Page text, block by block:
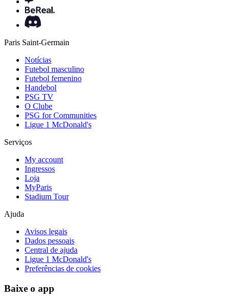
Paris Saint-Germain
Notícias
Futebol masculino
Futebol femenino
Handebol
PSG TV
O Clube
PSG for Communities
Ligue 1 McDonald's
Serviços
My account
Ingressos
Loja
MyParis
Stadium Tour
Ajuda
Avisos legais
Dados pessoais
Central de ajuda
Ligue 1 McDonald's
Preferências de cookies
Baixe o app